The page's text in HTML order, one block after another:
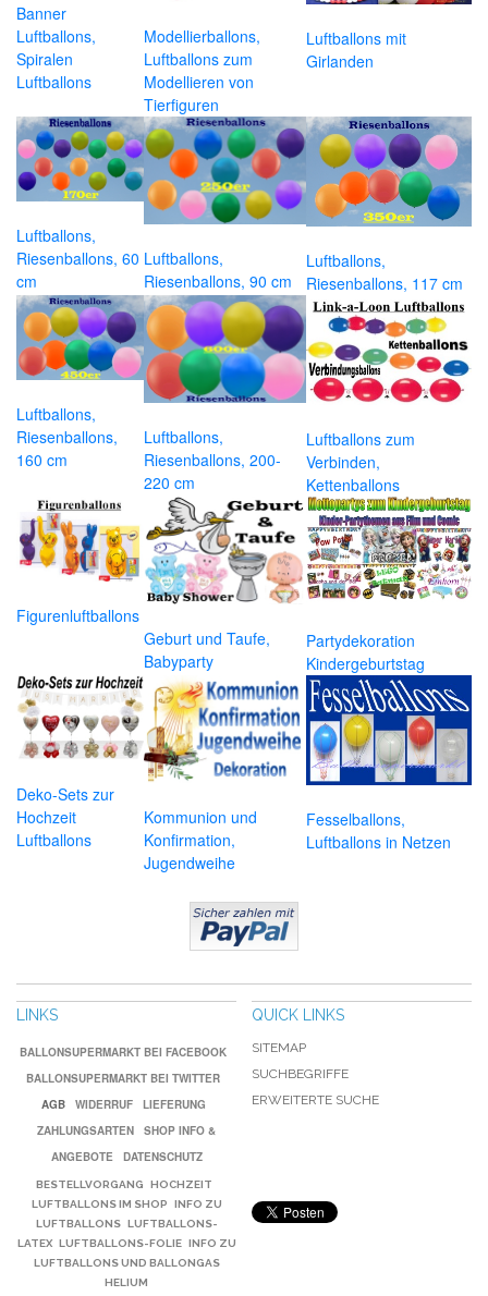
Banner
Luftballons,
Spiralen
Luftballons
Modellierballons,
Luftballons zum
Modellieren von
Tierfiguren
Luftballons mit
Girlanden
Luftballons,
Riesenballons, 60
cm
Luftballons,
Riesenballons, 90 cm
Luftballons,
Riesenballons, 117 cm
Luftballons,
Riesenballons,
160 cm
Luftballons,
Riesenballons, 200-
220 cm
Luftballons zum
Verbinden,
Kettenballons
Figurenluftballons
Geburt und Taufe,
Babyparty
Partydekoration
Kindergeburtstag
Deko-Sets zur
Hochzeit
Luftballons
Kommunion und
Konfirmation,
Jugendweihe
Fesselballons,
Luftballons in Netzen
LINKS
BALLONSUPERMARKT BEI FACEBOOK
BALLONSUPERMARKT BEI TWITTER
AGB
WIDERRUF
LIEFERUNG
ZAHLUNGSARTEN
SHOP INFO &
ANGEBOTE
DATENSCHUTZ
BESTELLVORGANG
HOCHZEIT
LUFTBALLONS IM SHOP
INFO ZU
LUFTBALLONS LUFTBALLONS-
LATEX LUFTBALLONS-FOLIE INFO ZU
LUFTBALLONS UND BALLONGAS
HELIUM
QUICK LINKS
SITEMAP
SUCHBEGRIFFE
ERWEITERTE SUCHE